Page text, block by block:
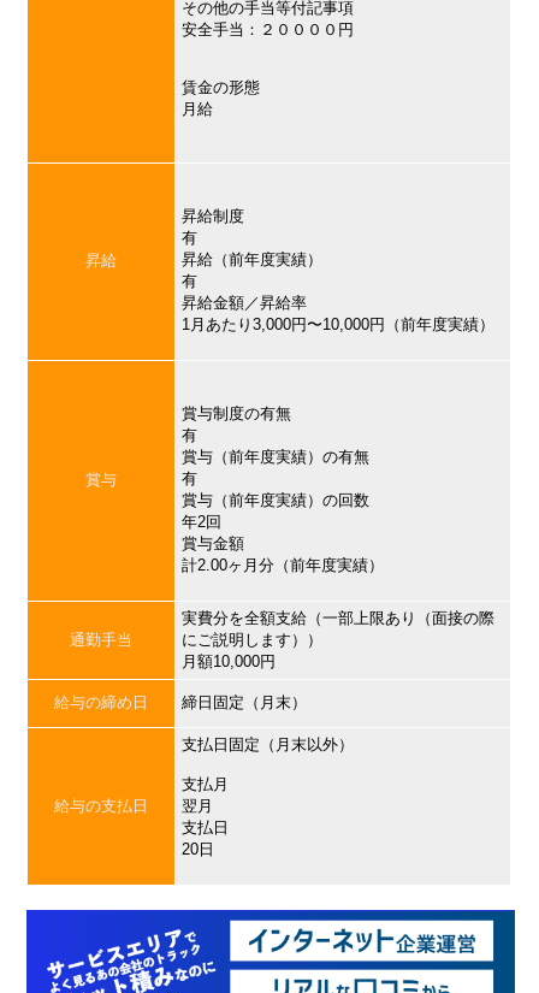
その他の手当等付記事項
安全手当：２００００円
賃金の形態
月給
昇給
昇給制度
有
昇給（前年度実績）
有
昇給金額／昇給率
1月あたり3,000円〜10,000円（前年度実績）
賞与
賞与制度の有無
有
賞与（前年度実績）の有無
有
賞与（前年度実績）の回数
年2回
賞与金額
計2.00ヶ月分（前年度実績）
通勤手当
実費分を全額支給（一部上限あり（面接の際
にご説明します））
月額10,000円
給与の締め日 締日固定（月末）
給与の支払日
支払日固定（月末以外）
支払月
翌月
支払日
20日